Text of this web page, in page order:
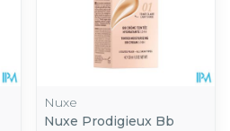
Nuxe
Nuxe Prodigieux Bb